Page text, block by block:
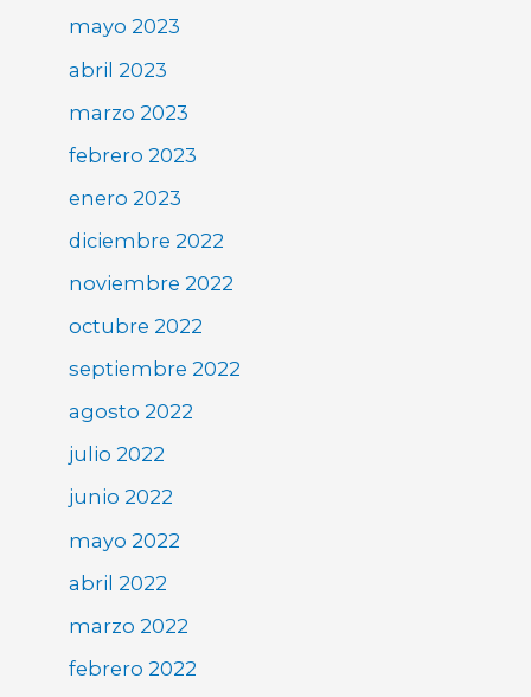
mayo 2023
abril 2023
marzo 2023
febrero 2023
enero 2023
diciembre 2022
noviembre 2022
octubre 2022
septiembre 2022
agosto 2022
julio 2022
junio 2022
mayo 2022
abril 2022
marzo 2022
febrero 2022